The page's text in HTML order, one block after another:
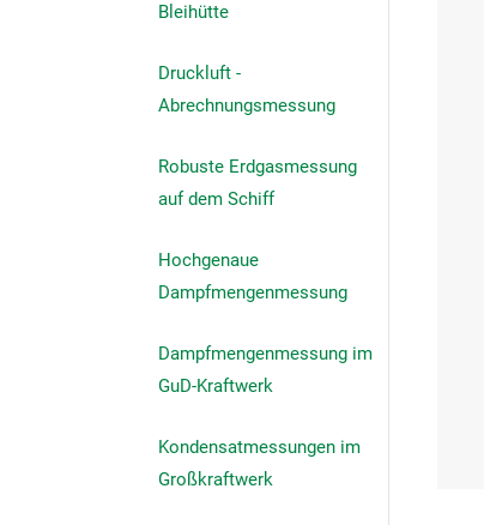
Bleihütte
Druckluft -
Abrechnungsmessung
Robuste Erdgasmessung
auf dem Schiff
Hochgenaue
Dampfmengenmessung
Dampfmengenmessung im
GuD-Kraftwerk
Kondensatmessungen im
Großkraftwerk